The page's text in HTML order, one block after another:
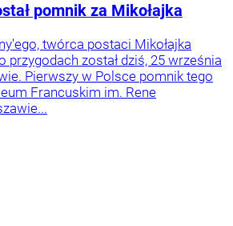
pomnik za Mikołajka
twórca postaci Mikołajka
przygodach został dziś, 25 września
Pierwszy w Polsce pomnik tego
Francuskim im. Rene